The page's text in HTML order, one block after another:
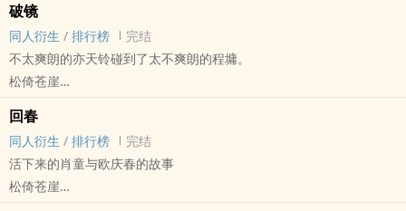
完结
破镜
同人衍生 / 排行榜
完结
不太爽朗的亦天铃碰到了太不爽朗的程墉。
松倚苍崖
完结
回春
同人衍生 / 排行榜
完结
活下来的肖童与欧庆春的故事
松倚苍崖